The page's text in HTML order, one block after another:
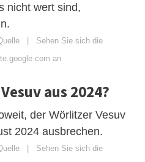
nicht wert sind,
| Sehen Sie sich die
an
aus 2024?
der Wörlitzer Vesuv
2024 ausbrechen.
| Sehen Sie sich die